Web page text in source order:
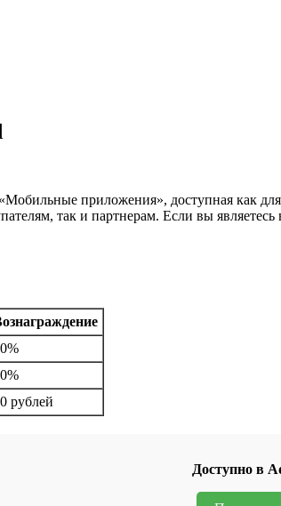
приложения», доступная как
так и партнерам. Если вы
рублей
Доступно в